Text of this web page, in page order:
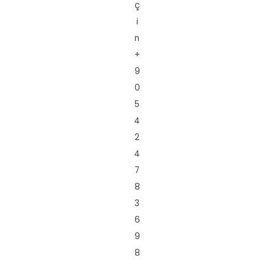
ç
i
n
+
9
0
5
4
2
4
7
8
3
6
9
8